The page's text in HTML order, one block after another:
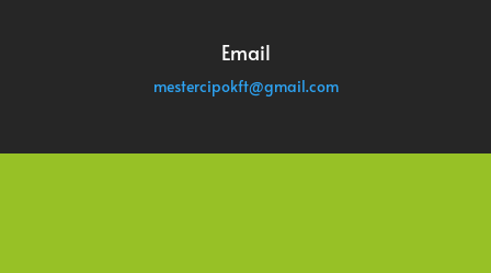
Email
mestercipokft@gmail.com